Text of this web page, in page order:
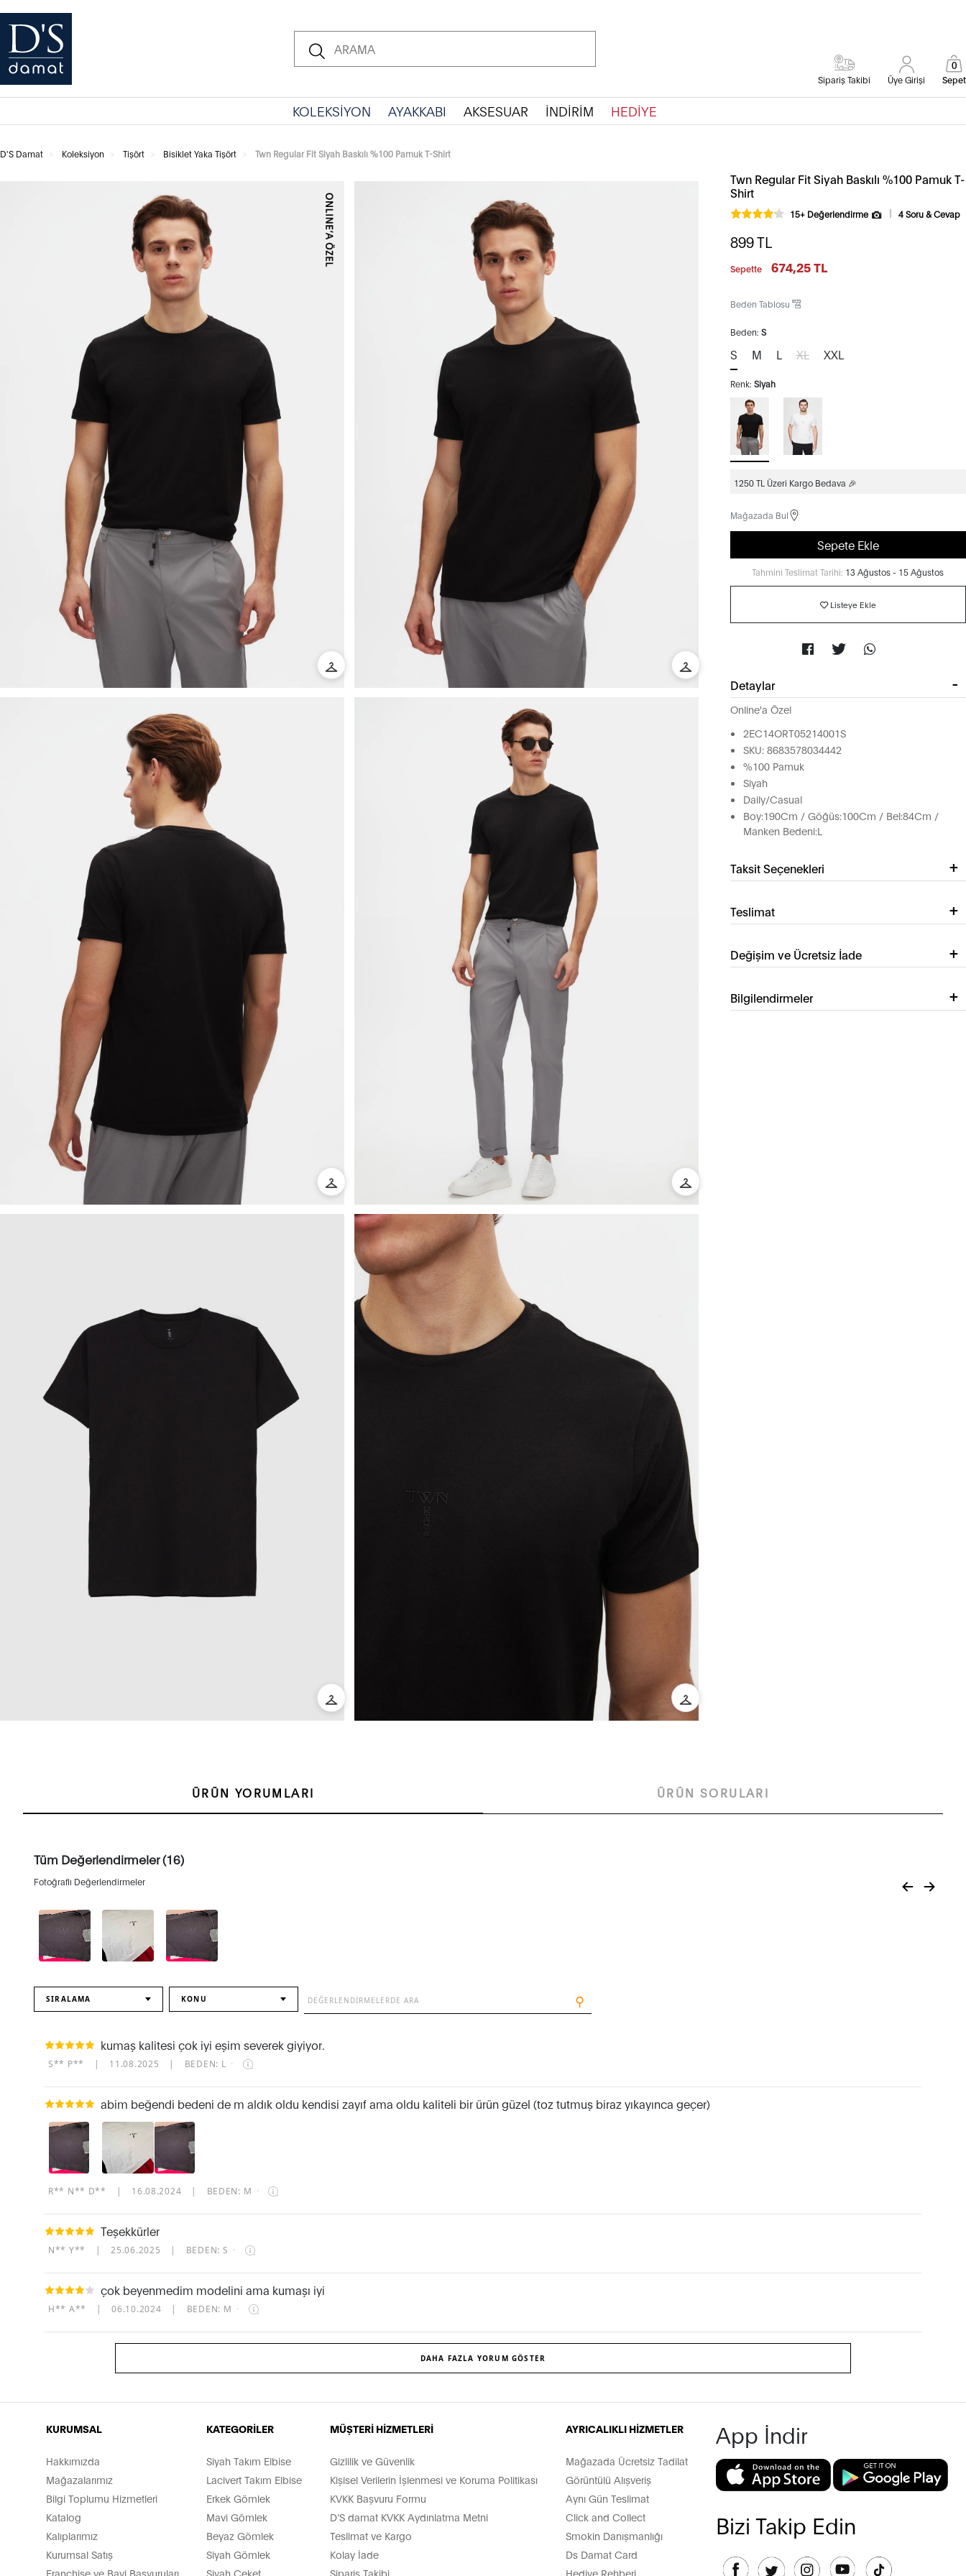
Sipariş Takibi Üye Girişi Sepet
0
KOLEKSİYON AYAKKABI AKSESUAR İNDİRİM HEDİYE
D'S Damat Koleksiyon Tişört Bisiklet Yaka Tişört Twn Regular Fit Siyah Baskılı %100 Pamuk T-Shirt
Twn Regular Fit Siyah Baskılı %100 Pamuk T-
Shirt
15+ Değerlendirme 4 Soru & Cevap
899TL
Sepette 674,25 TL
Beden: S
Beden Tablosu
S M L XL XXL
Renk: Siyah
1250 TL Üzeri Kargo Bedava 🎉
Mağazada Bul
Sepete Ekle
Tahmini Teslimat Tarihi: 13 Ağustos - 15 Ağustos
Listeye Ekle
Detaylar
Online'a Özel
2EC14ORT05214001S
SKU: 8683578034442
%100 Pamuk
Siyah
Daily/Casual
Boy:190Cm / Göğüs:100Cm / Bel:84Cm /
Manken Bedeni:L
Taksit Seçenekleri
Teslimat
Değişim ve Ücretsiz İade
Bilgilendirmeler
ÜRÜN YORUMLARI ÜRÜN SORULARI
Tüm Değerlendirmeler (16)
Fotoğraflı Değerlendirmeler
SIRALAMA KONU ⚲
kumaş kalitesi çok iyi eşim severek giyiyor.
S** P** | 11.08.2025 | BEDEN: L ·
abim beğendi bedeni de m aldık oldu kendisi zayıf ama oldu kaliteli bir ürün güzel (toz tutmuş biraz yıkayınca geçer)
R** N** D** | 16.08.2024 | BEDEN: M ·
Teşekkürler
N** Y** | 25.06.2025 | BEDEN: S ·
çok beyenmedim modelini ama kumaşı iyi
H** A** | 06.10.2024 | BEDEN: M ·
DAHA FAZLA YORUM GÖSTER
KURUMSAL
Hakkımızda
Mağazalarımız
Bilgi Toplumu Hizmetleri
Katalog
Kalıplarımız
Kurumsal Satış
Franchise ve Bayi Başvuruları
KATEGORİLER
Siyah Takım Elbise
Lacivert Takım Elbise
Erkek Gömlek
Mavi Gömlek
Beyaz Gömlek
Siyah Gömlek
Siyah Ceket
MÜŞTERİ HİZMETLERİ
Gizlilik ve Güvenlik
Kişisel Verilerin İşlenmesi ve Koruma Politikası
KVKK Başvuru Formu
D’S damat KVKK Aydınlatma Metni
Teslimat ve Kargo
Kolay İade
Sipariş Takibi
AYRICALIKLI HİZMETLER
Mağazada Ücretsiz Tadilat
Görüntülü Alışveriş
Aynı Gün Teslimat
Click and Collect
Smokin Danışmanlığı
Ds Damat Card
Hediye Rehberi
App İndir
Bizi Takip Edin